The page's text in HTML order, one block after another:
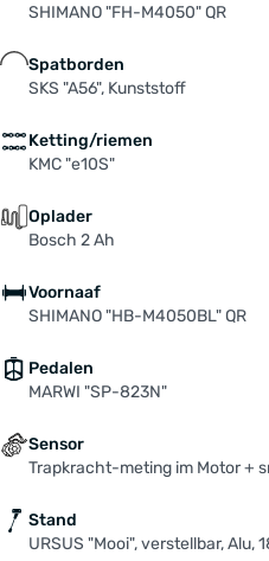
SHIMANO "FH-M4050" QR
Spatborden
SKS "A56", Kunststoff
Ketting/riemen
KMC "e10S"
Oplader
Bosch 2 Ah
Voornaaf
SHIMANO "HB-M4050BL" QR
Pedalen
MARWI "SP-823N"
Sensor
Trapkracht-meting im Motor +
Stand
URSUS "Mooi", verstellbar, Alu,